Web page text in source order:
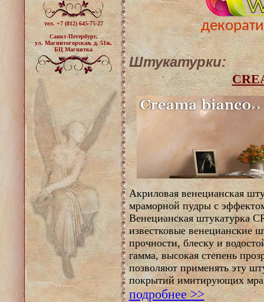
тел. +7 (812) 645-75-27
Санкт-Петербург,
ул. Магнитогорская, д. 51ж,
БЦ Магнитка
Штукатурки:
Акриловая венецианская
мраморной пудры с
Венецианская штукатурка
известковые венецианские
прочности, блеску и
гамма, высокая степень
позволяют применять эту
покрытий имитирующих
подробнее >>